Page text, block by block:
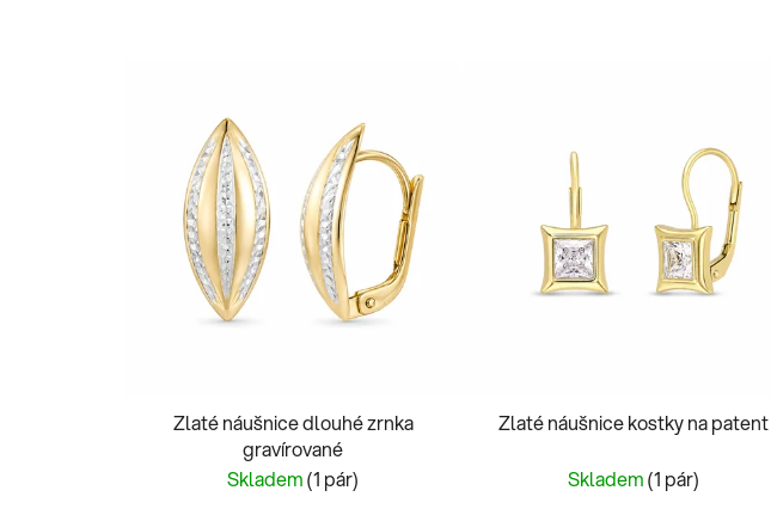
Zlaté náušnice dlouhé zrnka
gravírované
Skladem(1 pár)
Zlaté náušnice kostky na patent
Skladem(1 pár)